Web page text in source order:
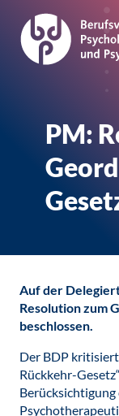
PM:
Auf der
Resolution zum
beschlossen.
Der BDP
Rückkehr-